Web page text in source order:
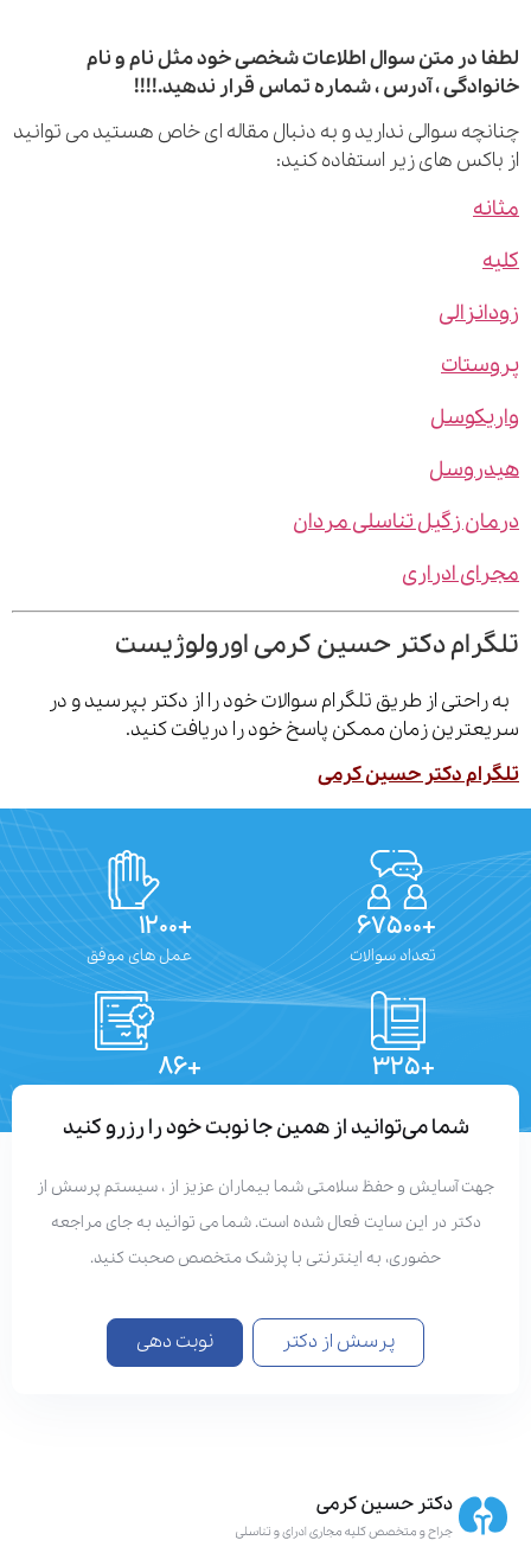
در متن سوال اطلاعات شخصی خود مثل نام و نام
، آدرس ، شماره تماس قرار ندهید.!!!!
سوالی ندارید و به دنبال مقاله ای خاص هستید می توانید
های زیر استفاده کنید:
زگیل تناسلی مردان
ادراری
دکتر حسین کرمی اورولوژیست
از طریق تلگرام سوالات خود را از دکتر بپرسید و در
زمان ممکن پاسخ خود را دریافت کنید.
دکتر حسین کرمی
تعداد سوالات عمل های موفق
شما می‌توانید از همین جا نوبت خود را رزرو کنید
آسایش و حفظ سلامتی شما بیماران عزیز از ، سیستم پرسش از
دکتر در این سایت فعال شده است. شما می توانید به جای مراجعه
حضوری، به اینترنتی با پزشک متخصص صحبت کنید.
پرسش از دکتر نوبت دهی